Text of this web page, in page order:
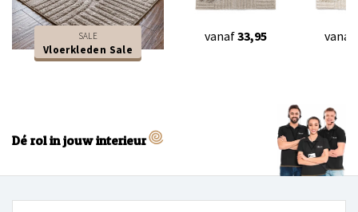
SALE
Vloerkleden Sale
vanaf33,95 vanaf
Dé rol in jouw interieur